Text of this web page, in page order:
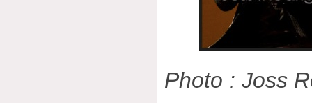
Photo : Joss